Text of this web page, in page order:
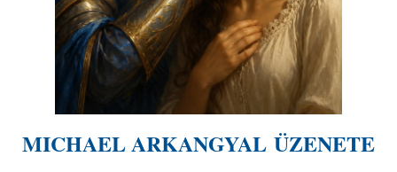
MICHAEL ARKANGYAL ÜZENETE